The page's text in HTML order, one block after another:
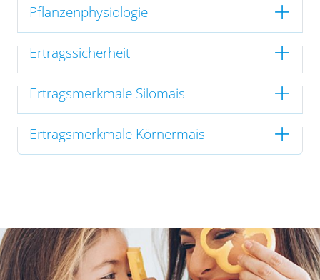
Pflanzenphysiologie
Ertragssicherheit
Ertragsmerkmale Silomais
Ertragsmerkmale Körnermais